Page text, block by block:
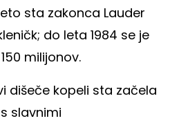
sta zakonca Lauder
do leta 1984 se je
milijonov.
dišeče kopeli sta začela
slavnimi